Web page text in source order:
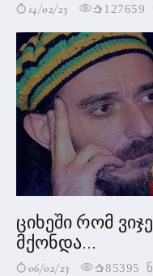
14/02/23 127659
ციხეში რომ
მქონდა...
06/02/23 85395